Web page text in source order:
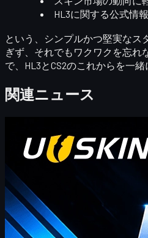
HL3に関する公式情
という、シンプルかつ堅実なス
ぎず、それでもワクワクを忘れ
で、HL3とCS2のこれからを一
関連ニュース
こんにちは、CS2トレー
スブログへようこそ！
ここでは、今週の最新かつ最も
ントコードをご覧いただけます
れ、追加のギフトポイントをお
額を満たしている限り、以下